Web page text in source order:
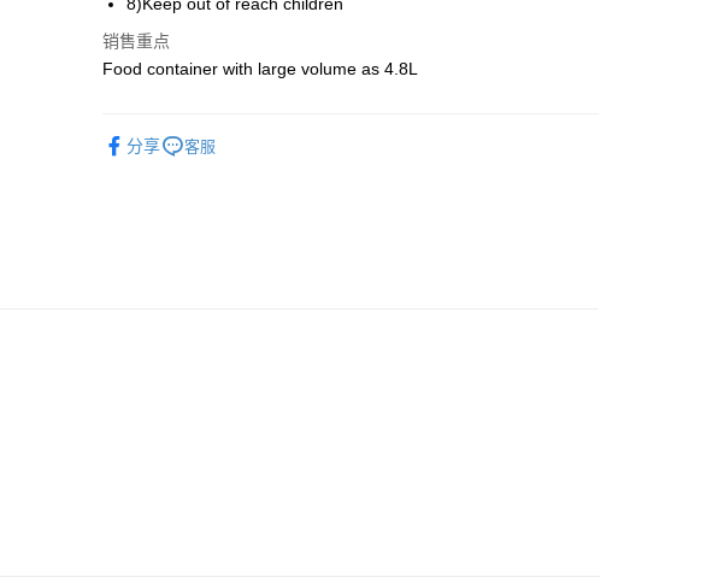
销售重点
Food container with large volume as 4.8L
分享 客服